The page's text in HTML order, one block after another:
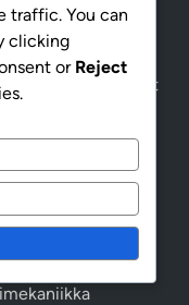
noudatettavat
Yleiset
Tasausten
traffic. You can
clicking
or Reject